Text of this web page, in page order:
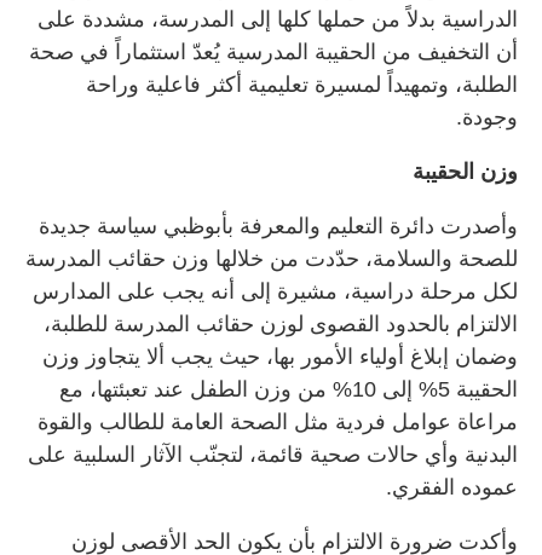
الدراسية بدلاً من حملها كلها إلى المدرسة، مشددة على
أن التخفيف من الحقيبة المدرسية يُعدّ استثماراً في صحة
الطلبة، وتمهيداً لمسيرة تعليمية أكثر فاعلية وراحة
وجودة.
وزن الحقيبة
وأصدرت دائرة التعليم والمعرفة بأبوظبي سياسة جديدة
للصحة والسلامة، حدّدت من خلالها وزن حقائب المدرسة
لكل مرحلة دراسية، مشيرة إلى أنه يجب على المدارس
الالتزام بالحدود القصوى لوزن حقائب المدرسة للطلبة،
وضمان إبلاغ أولياء الأمور بها، حيث يجب ألا يتجاوز وزن
الحقيبة 5% إلى 10% من وزن الطفل عند تعبئتها، مع
مراعاة عوامل فردية مثل الصحة العامة للطالب والقوة
البدنية وأي حالات صحية قائمة، لتجنّب الآثار السلبية على
عموده الفقري.
وأكدت ضرورة الالتزام بأن يكون الحد الأقصى لوزن